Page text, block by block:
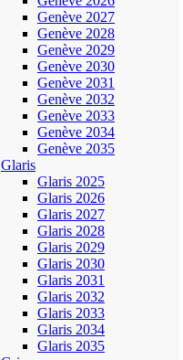
Genève 2027
Genève 2028
Genève 2029
Genève 2030
Genève 2031
Genève 2032
Genève 2033
Genève 2034
Genève 2035
Glaris
Glaris 2025
Glaris 2026
Glaris 2027
Glaris 2028
Glaris 2029
Glaris 2030
Glaris 2031
Glaris 2032
Glaris 2033
Glaris 2034
Glaris 2035